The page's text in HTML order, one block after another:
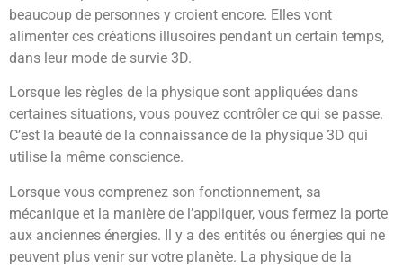
beaucoup de personnes y croient encore. Elles vont
alimenter ces créations illusoires pendant un certain temps,
dans leur mode de survie 3D.
Lorsque les règles de la physique sont appliquées dans
certaines situations, vous pouvez contrôler ce qui se passe.
C’est la beauté de la connaissance de la physique 3D qui
utilise la même conscience.
Lorsque vous comprenez son fonctionnement, sa
mécanique et la manière de l’appliquer, vous fermez la porte
aux anciennes énergies. Il y a des entités ou énergies qui ne
peuvent plus venir sur votre planète. La physique de la